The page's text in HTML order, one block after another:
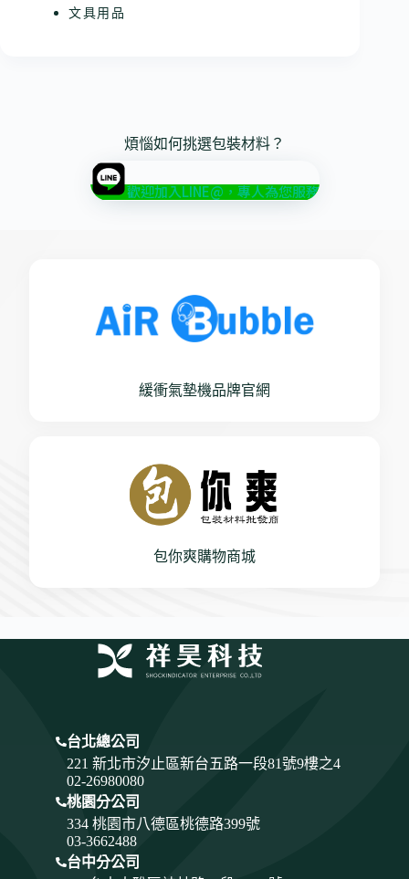
文具用品
煩惱如何挑選包裝材料？
歡迎加入LINE@，專人為您服務
緩衝氣墊機品牌官網
包你爽購物商城
台北總公司
221 新北市汐止區新台五路一段81號9樓之4
02-26980080
桃園分公司
334 桃園市八德區桃德路399號
03-3662488
台中分公司